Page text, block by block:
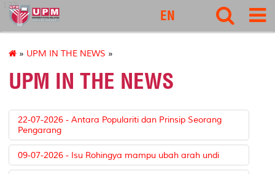
127
EN
» UPM IN THE NEWS »
UPM IN THE NEWS
22-07-2026 - Antara Populariti dan Prinsip Seorang
Pengarang
09-07-2026 - Isu Rohingya mampu ubah arah undi